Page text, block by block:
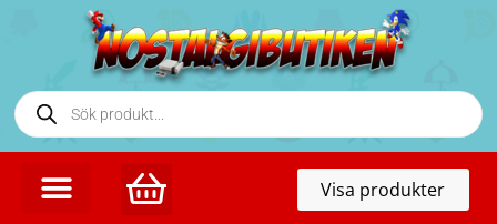
Visa produkter